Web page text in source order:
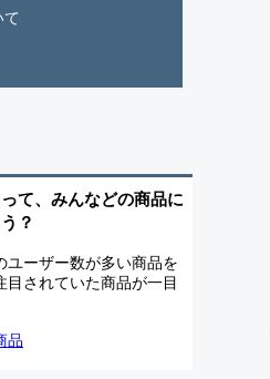
て、みんなどの商品に
？
ユーザー数が多い商品を
目されていた商品が一目
品